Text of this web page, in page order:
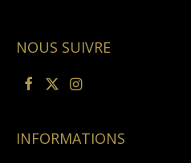
NOUS SUIVRE
INFORMATIONS